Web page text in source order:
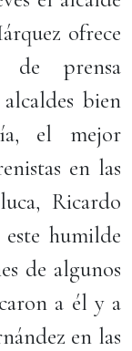
ofrece
de prensa
bien
el mejor
en las
Ricardo
humilde
de algunos
a él y a
en las